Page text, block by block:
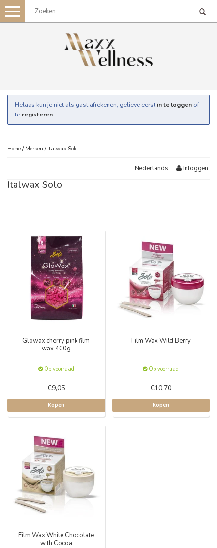
Toggle
navigation
Helaas kun je niet als gast afrekenen, gelieve eerst in te loggen of
te registeren.
Home / Merken / Italwax Solo
Nederlands Inloggen
Italwax Solo
Glowax cherry pink film
wax 400g
Op voorraad
€9,05
Kopen
Film Wax Wild Berry
Op voorraad
€10,70
Kopen
Film Wax White Chocolate
with Cocoa